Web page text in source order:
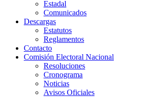
Estadal
Comunicados
Descargas
Estatutos
Reglamentos
Contacto
Comisión Electoral Nacional
Resoluciones
Cronograma
Noticias
Avisos Oficiales